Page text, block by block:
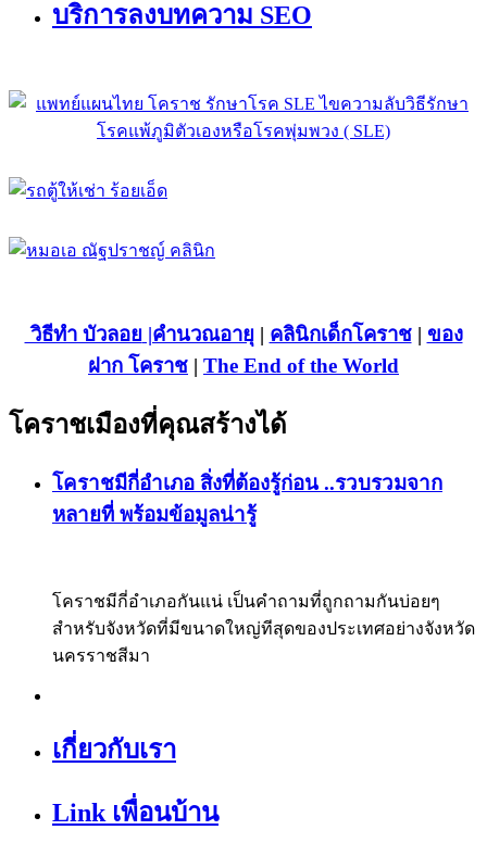
บริการลงบทความ SEO
วิธีทำ บัวลอย |คำนวณอายุ | คลินิกเด็กโคราช| ของ
ฝาก โคราช | The End of the World
โคราชเมืองที่คุณสร้างได้
โคราชมีกี่อำเภอ สิ่งที่ต้องรู้ก่อน ..รวบรวมจาก
หลายที่ พร้อมข้อมูลน่ารู้
โคราชมีกี่อำเภอกันแน่ เป็นคำถามที่ถูกถามกันบ่อยๆ
สำหรับจังหวัดที่มีขนาดใหญ่ทีสุดของประเทศอย่างจังหวัด
นครราชสีมา
เกี่ยวกับเรา
Link เพื่อนบ้าน